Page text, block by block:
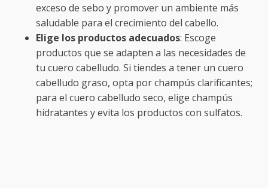
exceso de sebo y promover un ambiente más
saludable para el crecimiento del cabello.
Elige los productos adecuados: Escoge
productos que se adapten a las necesidades de
tu cuero cabelludo. Si tiendes a tener un cuero
cabelludo graso, opta por champús clarificantes;
para el cuero cabelludo seco, elige champús
hidratantes y evita los productos con sulfatos.